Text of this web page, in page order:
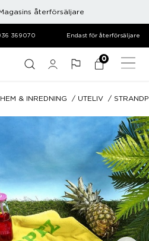
återförsäljare
369070 Endast för återförsäljare
0
HEM & INREDNING UTELIV